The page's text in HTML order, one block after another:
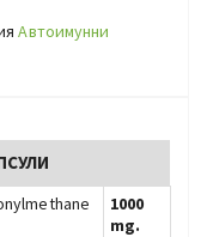
Автоимунни
1000
mg.